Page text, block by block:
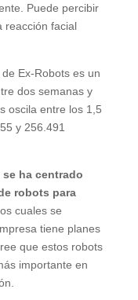
Puede percibir
reacción facial
Ex-Robots es un
dos semanas y
oscila entre los 1,5
y 256.491
ha centrado
robots para
cuales se
tiene planes
que estos robots
importante en